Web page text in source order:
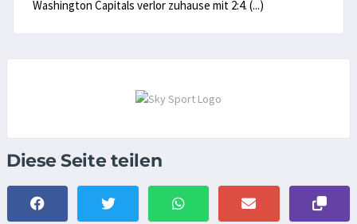
Washington Capitals verlor zuhause mit 2:4. (...)
Diese Seite teilen